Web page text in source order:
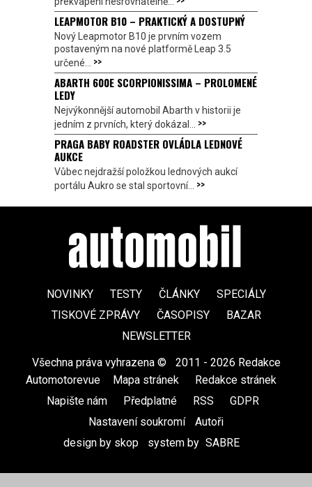
LEAPMOTOR B10 – PRAKTICKÝ A DOSTUPNÝ
Nový Leapmotor B10 je prvním vozem
postaveným na nové platformě Leap 3.5
určené... >>
ABARTH 600E SCORPIONISSIMA – PROLOMENÉ
LEDY
Nejvýkonnější automobil Abarth v historii je
jedním z prvních, který dokázal... >>
PRAGA BABY ROADSTER OVLÁDLA LEDNOVÉ
AUKCE
Vůbec nejdražší položkou lednových aukcí
portálu Aukro se stal sportovní... >>
NOVINKY TESTY ČLÁNKY
SPECIÁLY
TISKOVÉ ZPRÁVY
ČASOPISY
BAZAR
NEWSLETTER
Všechna práva vyhrazena ©
2011 - 2026 Redakce
Automotorevue
Mapa stránek Redakce stránek
Napište nám
Předplatné RSS GDPR
Nastavení soukromí
Autoři
design by skop
system by SABRE